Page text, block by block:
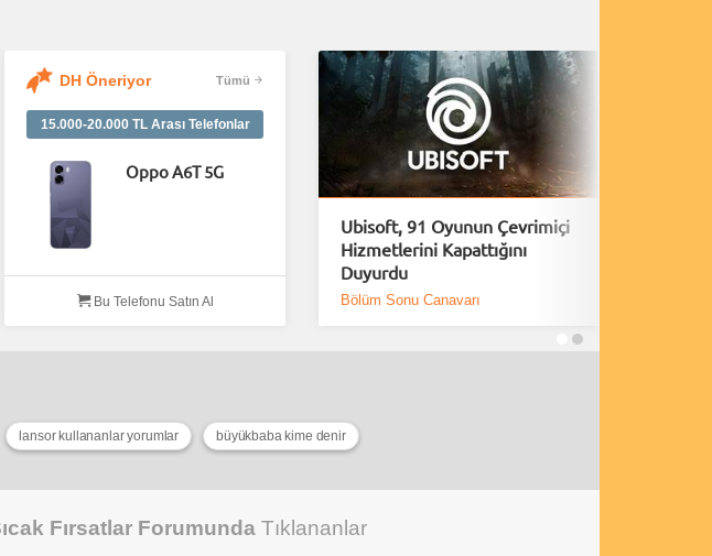
DH Öneriyor Tümü
15.000-20.000 TL Arası Telefonlar
Oppo A6T 5G
Bu Telefonu Satın Al
Ubisoft, 91 Oyunun Çevrimiçi
Hizmetlerini Kapattığını
Duyurdu
Bölüm Sonu Canavarı
lansor kullananlar yorumlar büyükbaba kime denir
Fırsatlar Forumunda Tıklananlar